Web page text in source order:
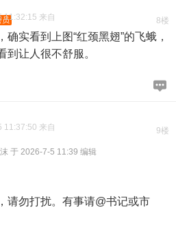
8楼
员
11:32:15 来自
实看到上图“红颈黑翅”的飞蛾，
到让人很不舒服。
9楼
11:37:50 来自
于 2026-7-5 11:39 编辑
请勿打扰。有事请@书记或市